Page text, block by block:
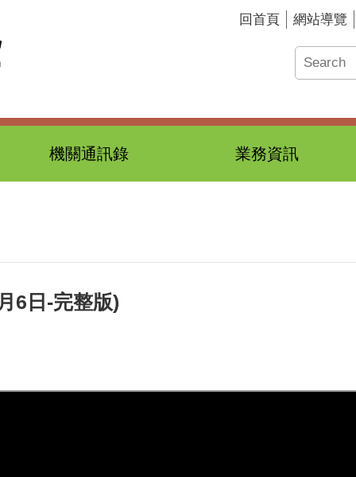
回首頁 網站導覽
機關通訊錄 業務資訊
6日-完整版)